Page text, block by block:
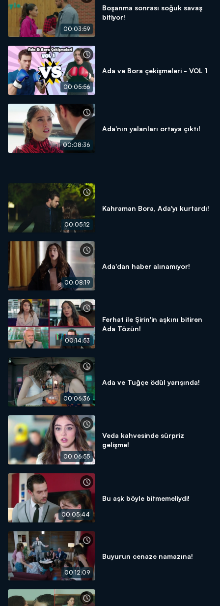
00:03:59
Boşanma sonrası soğuk savaş
bitiyor!
00:05:56
Ada ve Bora çekişmeleri - VOL 1
00:08:36
Ada'nın yalanları ortaya çıktı!
00:05:12
Kahraman Bora, Ada'yı kurtardı!
00:08:19
Ada'dan haber alınamıyor!
00:14:53
Ferhat ile Şirin'in aşkını bitiren
Ada Tözün!
00:06:36
Ada ve Tuğçe ödül yarışında!
00:06:55
Veda kahvesinde sürpriz
gelişme!
00:05:44
Bu aşk böyle bitmemeliydi!
00:12:09
Buyurun cenaze namazına!